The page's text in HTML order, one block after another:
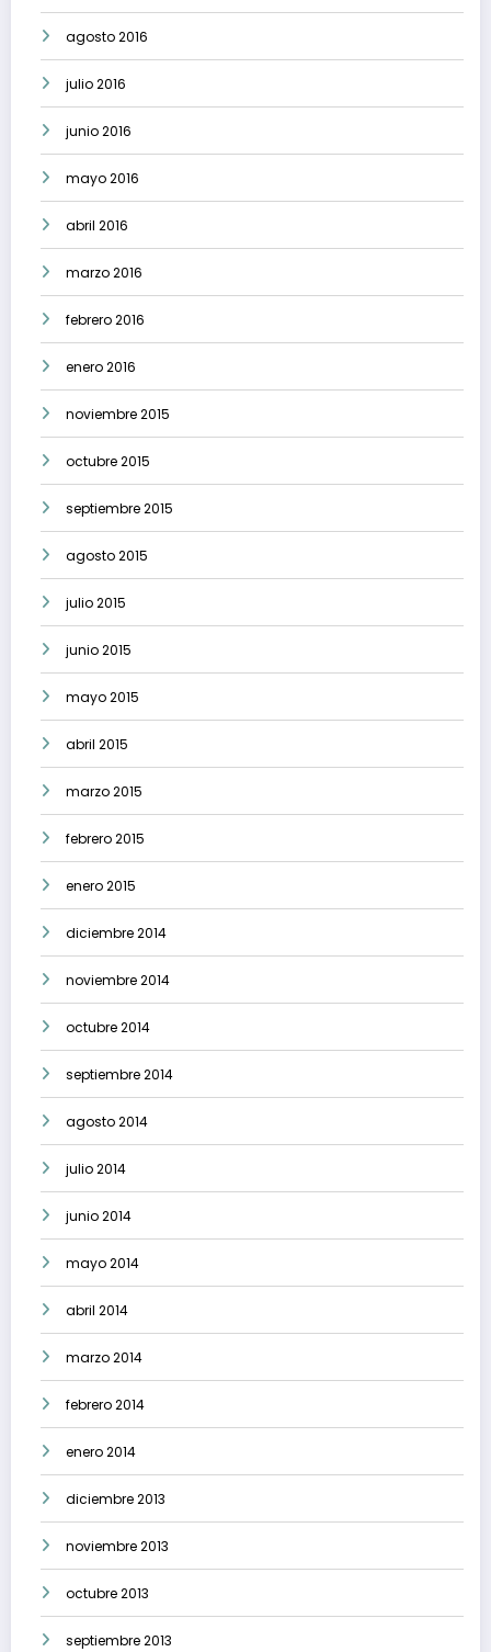
agosto 2016
julio 2016
junio 2016
mayo 2016
abril 2016
marzo 2016
febrero 2016
enero 2016
noviembre 2015
octubre 2015
septiembre 2015
agosto 2015
julio 2015
junio 2015
mayo 2015
abril 2015
marzo 2015
febrero 2015
enero 2015
diciembre 2014
noviembre 2014
octubre 2014
septiembre 2014
agosto 2014
julio 2014
junio 2014
mayo 2014
abril 2014
marzo 2014
febrero 2014
enero 2014
diciembre 2013
noviembre 2013
octubre 2013
septiembre 2013